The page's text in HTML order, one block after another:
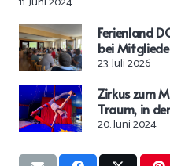
Ferienland
bei
23. Juli 2026
Zirkus zum
Traum, in
20. Juni 2024